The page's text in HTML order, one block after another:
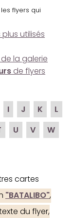
les flyers qui
plus utilisés
la galerie
de flyers
I J K
L
U V
W
cartes
"BATALIBO",
du flyer,